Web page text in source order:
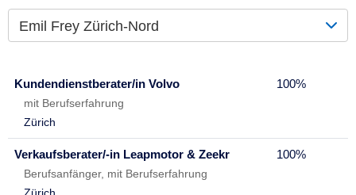
Emil Frey Zürich-Nord
Kundendienstberater/in Volvo 100%
mit Berufserfahrung
Zürich
Verkaufsberater/-in Leapmotor & Zeekr 100%
Berufsanfänger, mit Berufserfahrung
Zürich